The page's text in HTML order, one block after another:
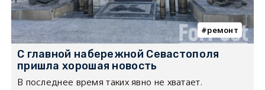
ремонт
С главной набережной Севастополя
пришла хорошая новость
В последнее время таких явно не хватает.